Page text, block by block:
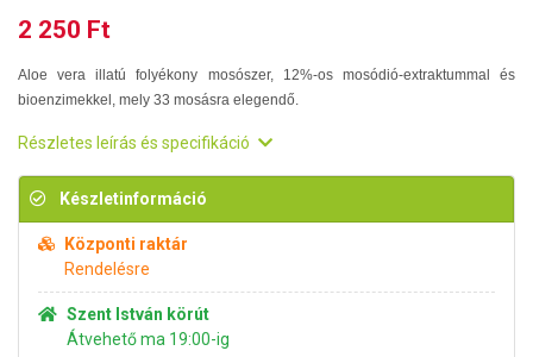
2 250 Ft
Aloe vera illatú folyékony mosószer, 12%-os mosódió-extraktummal és
bioenzimekkel, mely 33 mosásra elegendő.
Részletes leírás és specifikáció
Készletinformáció
Központi raktár
Rendelésre
Szent István körút
Átvehető ma 19:00-ig